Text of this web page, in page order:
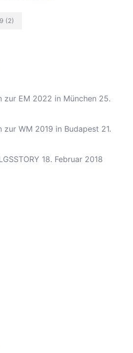
(2)
zur EM 2022 in München 25.
zur WM 2019 in Budapest 21.
18. Februar 2018